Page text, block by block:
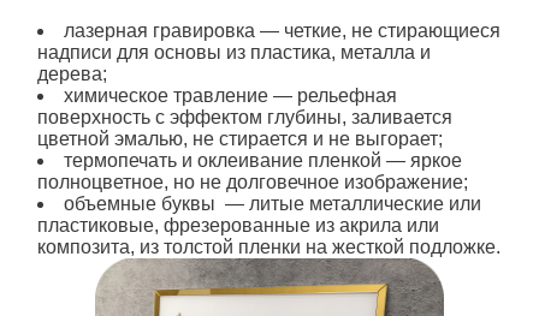
лазерная гравировка — четкие, не стирающиеся
надписи для основы из пластика, металла и
дерева;
химическое травление — рельефная
поверхность с эффектом глубины, заливается
цветной эмалью, не стирается и не выгорает;
термопечать и оклеивание пленкой — яркое
полноцветное, но не долговечное изображение;
объемные буквы — литые металлические или
пластиковые, фрезерованные из акрила или
композита, из толстой пленки на жесткой подложке.